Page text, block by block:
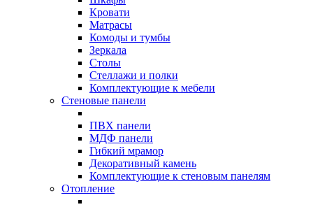
Кровати
Матрасы
Комоды и тумбы
Зеркала
Столы
Стеллажи и полки
Комплектующие к мебели
Стеновые панели
ПВХ панели
МДФ панели
Гибкий мрамор
Декоративный камень
Комплектующие к стеновым панелям
Отопление